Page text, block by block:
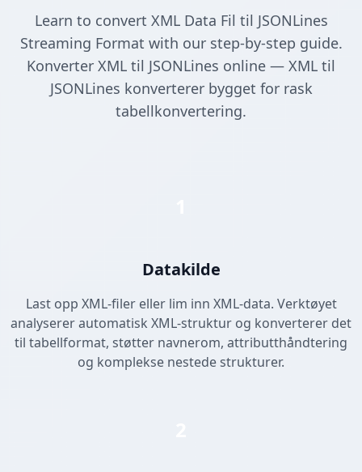
Learn to convert XML Data Fil til JSONLines
Streaming Format with our step-by-step guide.
Konverter XML til JSONLines online — XML til
JSONLines konverterer bygget for rask
tabellkonvertering.
Datakilde
Last opp XML-filer eller lim inn XML-data. Verktøyet
analyserer automatisk XML-struktur og konverterer det
til tabellformat, støtter navnerom, attributthåndtering
og komplekse nestede strukturer.